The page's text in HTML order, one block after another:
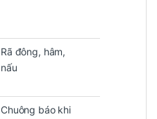
Rã đông, hâm,
nấu
Chuông báo khi